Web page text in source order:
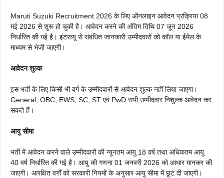
Maruti Suzuki Recruitment 2026 के लिए ऑनलाइन आवेदन प्रक्रिया 08
मई 2026 से शुरू हो चुकी है। आवेदन करने की अंतिम तिथि 07 जून 2026
निर्धारित की गई है। इंटरव्यू से संबंधित जानकारी उम्मीदवारों को कॉल या ईमेल के
माध्यम से भेजी जाएगी।
आवेदन शुल्क
इस भर्ती के लिए किसी भी वर्ग के उम्मीदवारों से आवेदन शुल्क नहीं लिया जाएगा।
General, OBC, EWS, SC, ST एवं PwD सभी उम्मीदवार निशुल्क आवेदन कर
सकते हैं।
आयु सीमा
भर्ती में आवेदन करने वाले उम्मीदवारों की न्यूनतम आयु 18 वर्ष तथा अधिकतम आयु
40 वर्ष निर्धारित की गई है। आयु की गणना 01 जनवरी 2026 को आधार मानकर की
जाएगी। आरक्षित वर्गों को सरकारी नियमों के अनुसार आयु सीमा में छूट दी जाएगी।